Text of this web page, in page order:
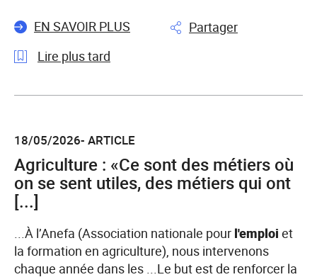
EN SAVOIR PLUS
Partager
Lire plus tard
l'article
projets
de
la
de
France
Travail
18/05/2026- ARTICLE
Agriculture : «Ce sont des métiers où
on se sent utiles, des métiers qui ont
[...]
...À l’Anefa (Association nationale pour l'emploi et
la formation en agriculture), nous intervenons
chaque année dans les ...Le but est de renforcer la